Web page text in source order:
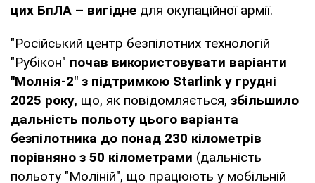
цих БпЛА – вигідне для окупаційної армії.
"Російський центр безпілотних технологій
"Рубікон" почав використовувати варіанти
"Молнія-2" з підтримкою Starlink у грудні
2025 року, що, як повідомляється, збільшило
дальність польоту цього варіанта
безпілотника до понад 230 кілометрів
порівняно з 50 кілометрами (дальність
польоту "Моліній", що працюють у мобільній